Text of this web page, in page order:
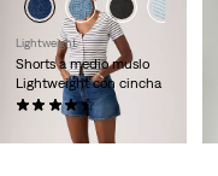
Lightweight
Shorts a medio muslo
Lightweight con cincha
(388)